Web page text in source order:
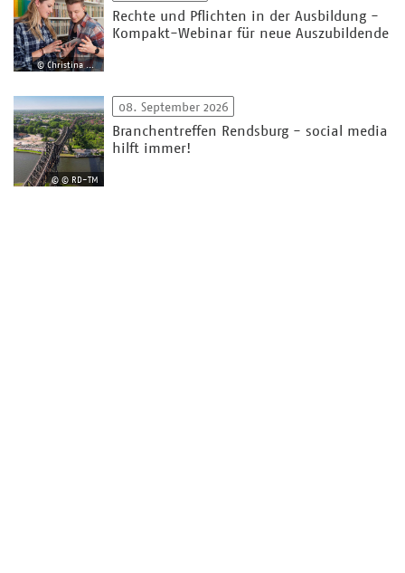
© Christina Weiss
Rechte und Pflichten in der Ausbildung -
Kompakt-Webinar für neue Auszubildende
© © RD-TM
08. September 2026
Branchentreffen Rendsburg - social media
hilft immer!